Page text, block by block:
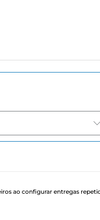
ao configurar entregas